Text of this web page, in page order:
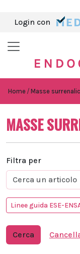
Login con
Home Masse
MASSE
Filtra per
Linee guida ESE-
Cerca